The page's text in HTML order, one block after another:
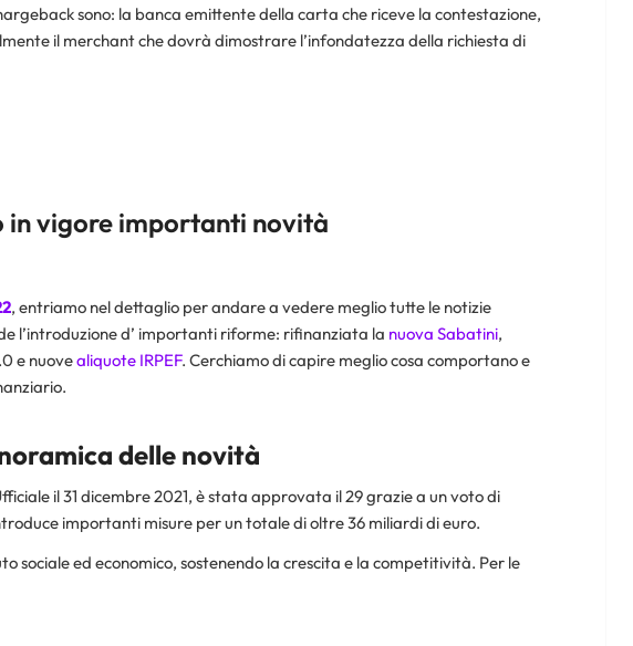
sono: la banca emittente della carta che riceve la contestazione,
il merchant che dovrà dimostrare l’infondatezza della richiesta di
in vigore importanti novità
, entriamo nel dettaglio per andare a vedere meglio tutte le notizie
l’introduzione d’ importanti riforme: rifinanziata la nuova Sabatini,
e nuovealiquote IRPEF. Cerchiamo di capire meglio cosa comportano e
delle novità
il 31 dicembre 2021, è stata approvata il 29 grazie a un voto di
importanti misure per un totale di oltre 36 miliardi di euro.
sociale ed economico, sostenendo la crescita e la competitività. Per le